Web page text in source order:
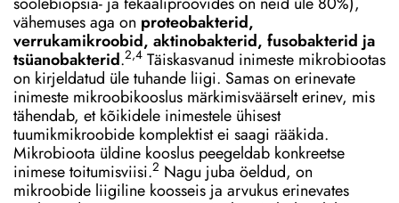
vähemuses aga on proteobakterid,
verrukamikroobid, aktinobakterid, fusobakterid ja
tsüanobakterid.2,4 Täiskasvanud inimeste mikrobiootas
on kirjeldatud üle tuhande liigi. Samas on erinevate
inimeste mikroobikooslus märkimisväärselt erinev, mis
tähendab, et kõikidele inimestele ühisest
tuumikmikroobide komplektist ei saagi rääkida.
Mikrobioota üldine kooslus peegeldab konkreetse
inimese toitumisviisi.2 Nagu juba öeldud, on
mikroobide liigiline koosseis ja arvukus erinevates